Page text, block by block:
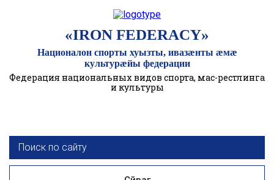
«IRON FEDERACY»
Националон спорты хуызты, ивазӕнты ӕмӕ
культурӕйы федерации
Федерация национальных видов спорта, мас-рестлинга
и культуры